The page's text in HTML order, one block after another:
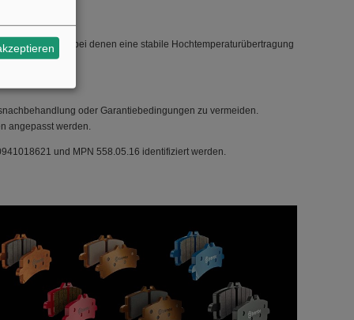
Belastung), bei denen eine stabile Hochtemperaturübertragung
oder Garantiebedingungen zu vermeiden.
angepasst werden.
und MPN 558.05.16 identifiziert werden.